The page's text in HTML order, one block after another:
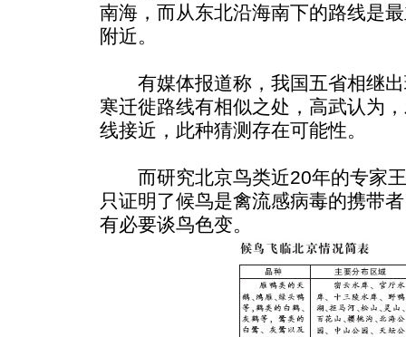
南海，而从东北沿海南下的路线是
附近。
有媒体报道称，我国五省相继出
寒迁徙路线有相似之处，高武认为
线接近，此种猜测存在可能性。
而研究北京鸟类近20年的专家王
只证明了候鸟是禽流感病毒的携带
有必要谈鸟色变。